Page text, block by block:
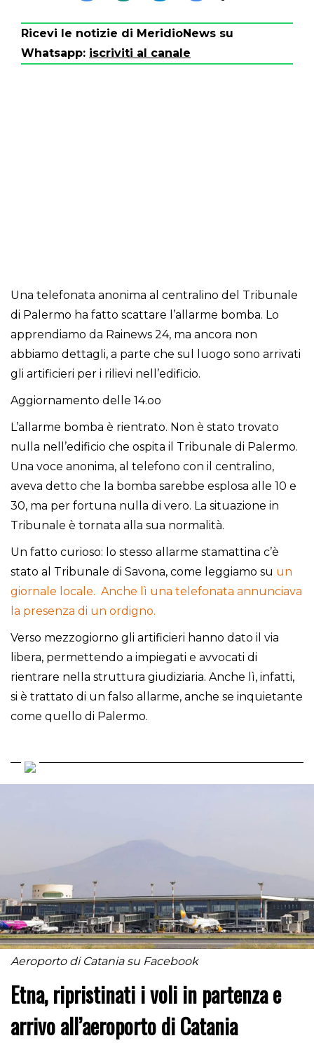
Ricevi le notizie di MeridioNews su
Whatsapp: iscriviti al canale
Una telefonata anonima al centralino del Tribunale
di Palermo ha fatto scattare l’allarme bomba. Lo
apprendiamo da Rainews 24, ma ancora non
abbiamo dettagli, a parte che sul luogo sono arrivati
gli artificieri per i rilievi nell’edificio.
Aggiornamento delle 14.oo
L’allarme bomba è rientrato. Non è stato trovato
nulla nell’edificio che ospita il Tribunale di Palermo.
Una voce anonima, al telefono con il centralino,
aveva detto che la bomba sarebbe esplosa alle 10 e
30, ma per fortuna nulla di vero. La situazione in
Tribunale è tornata alla sua normalità.
Un fatto curioso: lo stesso allarme stamattina c’è
stato al Tribunale di Savona, come leggiamo su un
giornale locale. Anche lì una telefonata annunciava
la presenza di un ordigno.
Verso mezzogiorno gli artificieri hanno dato il via
libera, permettendo a impiegati e avvocati di
rientrare nella struttura giudiziaria. Anche lì, infatti,
si è trattato di un falso allarme, anche se inquietante
come quello di Palermo.
Aeroporto di Catania su Facebook
Etna, ripristinati i voli in partenza e
arrivo all’aeroporto di Catania